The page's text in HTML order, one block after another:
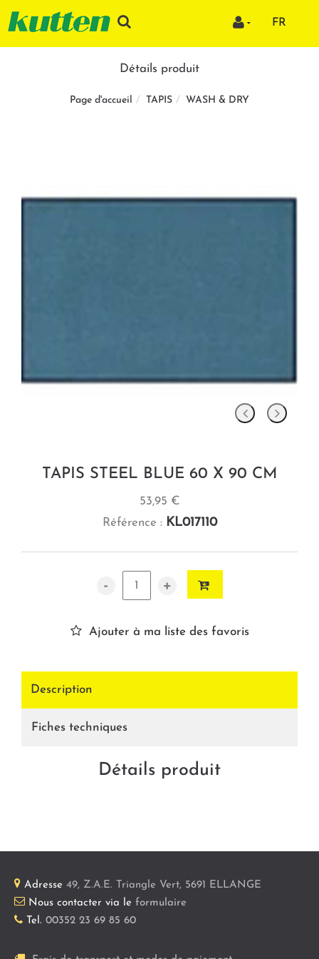
FR
Détails produit
Page d'accueil TAPIS WASH & DRY
TAPIS STEEL BLUE 60 X 90 CM
53,95 €
Référence : KL017110
- +
Ajouter à ma liste des favoris
Description
Fiches techniques
Détails produit
Adresse 49, Z.A.E. Triangle Vert, 5691
ELLANGE
Nous contacter via le formulaire
Tel. 00352 23 69 85 60